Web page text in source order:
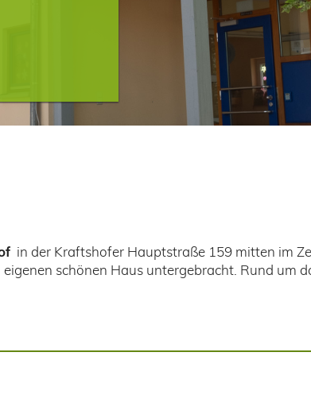
in der Kraftshofer Hauptstraße 159 mitten im
eigenen schönen Haus untergebracht. Rund um